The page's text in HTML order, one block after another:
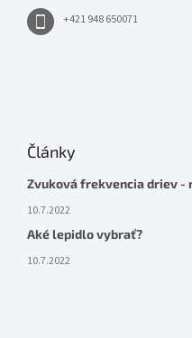
+421 948 650071
Články
Zvuková frekvencia driev -
10.7.2022
Aké lepidlo vybrať?
10.7.2022